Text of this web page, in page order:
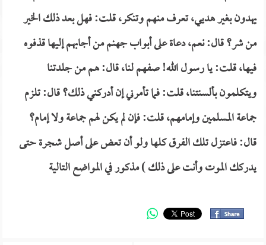
يهدون بغير هديي، تعرف منهم وتنكر، قلت: فهل بعد ذلك الخير
من شر؟ قال: نعم، دعاة على أبواب جهنم من أجابهم إليها قذفوه
فيها، قلت: يا رسول الله! صفهم لنا، قال: هم من جلدتنا
ويتكلمون بألسنتنا، قلت: فما تأمرني إن أدركني ذلك؟ قال: تلزم
جماعة المسلمين وإمامهم، قلت: فإن لم يكن لهم جماعة ولا إمام؟
قال: فاعتزل تلك الفرق كلها ولو أن تعض على أصل شجرة حتى
يدركك الموت وأنت على ذلك ) مذكور في المواضع التالية